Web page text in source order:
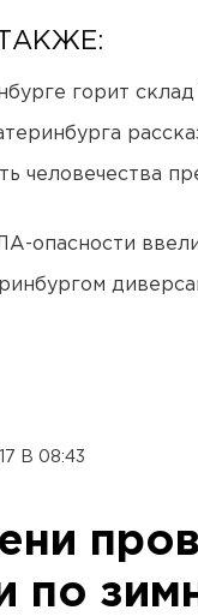
горит
человечества
опасности
В 08:43
по